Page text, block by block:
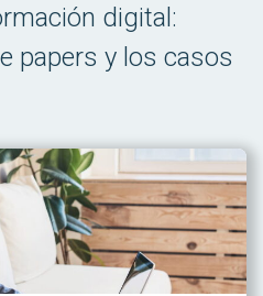
digital:
papers y los casos